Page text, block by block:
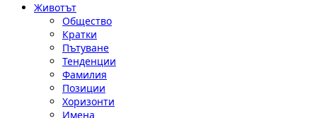
Животът
Общество
Кратки
Пътуване
Тенденции
Фамилия
Позиции
Хоризонти
Имена